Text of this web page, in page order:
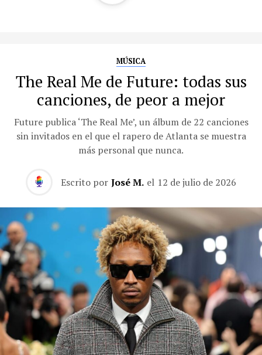
MÚSICA
The Real Me de Future: todas sus
canciones, de peor a mejor
Future publica ‘The Real Me’, un álbum de 22 canciones
sin invitados en el que el rapero de Atlanta se muestra
más personal que nunca.
Escrito por José M. el 12 de julio de 2026